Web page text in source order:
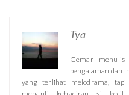
Tya
Gemar menulis
pengalaman dan
yang terlihat melodrama, tapi